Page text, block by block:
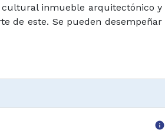
cultural inmueble arquitectónico y
de este. Se pueden desempeñar
info